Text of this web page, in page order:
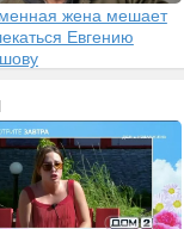
жена мешает
Евгению